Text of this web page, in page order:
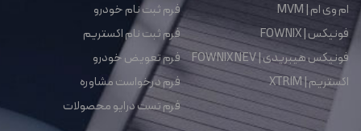
ام وی ام | MVM
فونیکس | FOWNIX
فونیکس هیبریدی | FOWNIX NEV
اکستریم | XTRIM
فرم ثبت نام خودرو
فرم ثبت نام اکستریم
فرم تعویض خودرو
فرم درخواست مشاوره
فرم تست درایو محصولات